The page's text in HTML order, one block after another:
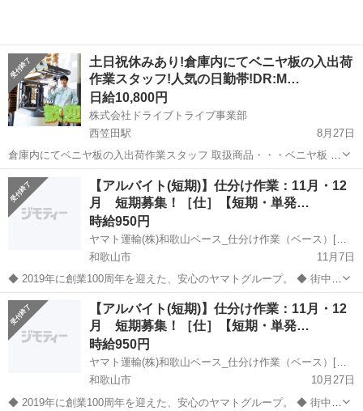
土日祝休みあり!倉庫内にてベニヤ板の入出荷
作業スタッフ!人気の日勤帯!DR:M…
日給10,800円
株式会社ドライブトライブ事業部
西笠田駅
8月27日
倉庫内にてベニヤ板の入出荷作業スタッフ 取扱商品・・・ベニヤ板 作
業場所・・・倉庫内 勤務時間・・・8：30～17：30 平均年齢・・・20
～55くらいまでの方活躍中 ◆すぐに面接出来る!履歴書持参!◆ ※定年
6...
和歌山 西笠田駅 倉庫 スタッフ
【アルバイト(短期)】仕分け作業：11月・12
月 短期募集！［仕］【短期・単発…
時給950円
ヤマト運輸(株)和歌山ベース_仕分け作業（ベース）[仕](広告No.Y00000234996)
和歌山市
11月7日
◆ 2019年に創業100周年を迎えた、安心のヤマトグループ。 ◆ 街中で
もよく見かける身近なクロネコヤマト。 荷物を無事にお届けするまで
には、様々なお仕事があります。 ヤマトグループの一員として仕事し
てみませんか？ ＜...
和歌山 和歌山市
【アルバイト(短期)】仕分け作業：11月・12
月 短期募集！［仕］【短期・単発…
時給950円
ヤマト運輸(株)和歌山ベース_仕分け作業（ベース）[仕](広告No.Y00000237678)
和歌山市
10月27日
◆ 2019年に創業100周年を迎えた、安心のヤマトグループ。 ◆ 街中で